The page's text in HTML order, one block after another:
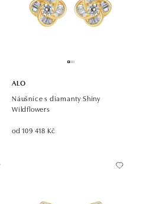
ALO
Náušnice s diamanty Shiny
Wildflowers
od 109 418 Kč